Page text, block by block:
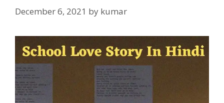
December 6, 2021 by kumar